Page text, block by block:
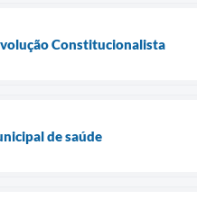
Constitucionalista
de saúde